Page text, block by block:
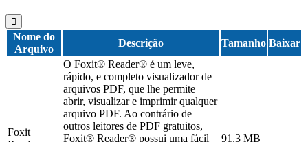
Nome do
Arquivo
Descrição Tamanho Baixar
Foxit
O Foxit® Reader® é um leve,
rápido, e completo visualizador de
arquivos PDF, que lhe permite
abrir, visualizar e imprimir qualquer
arquivo PDF. Ao contrário de
outros leitores de PDF gratuitos,
Foxit® Reader® possui uma fácil
91,3 MB